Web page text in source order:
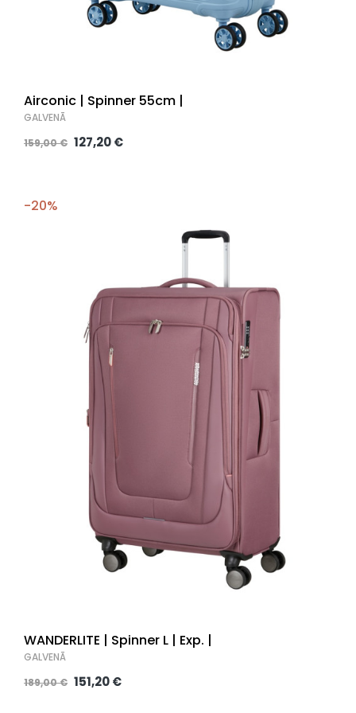
Airconic | Spinner 55cm |
GALVENĀ
159,00 € 127,20 €
-20%
WANDERLITE | Spinner L | Exp. |
GALVENĀ
189,00 € 151,20 €